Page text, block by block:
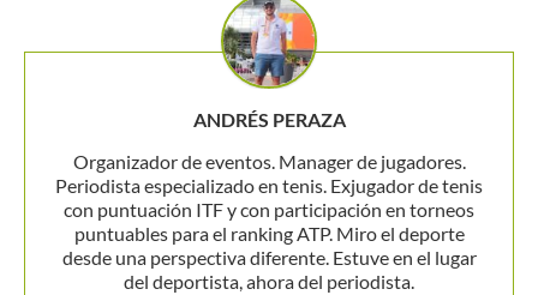
ANDRÉS PERAZA
Organizador de eventos. Manager de jugadores.
Periodista especializado en tenis. Exjugador de tenis
con puntuación ITF y con participación en torneos
puntuables para el ranking ATP. Miro el deporte
desde una perspectiva diferente. Estuve en el lugar
del deportista, ahora del periodista.